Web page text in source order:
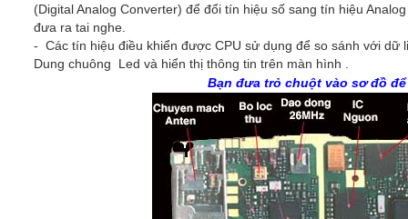
(Digital Analog Converter) để đổi tín hiệu số sang tín hiệu
đưa ra tai nghe.
- Các tín hiệu điều khiển được CPU sử dụng để so sánh với dữ
Dung chuông Led và hiển thị thông tin trên màn hình .
Bạn đưa trỏ chuột vào sơ đồ